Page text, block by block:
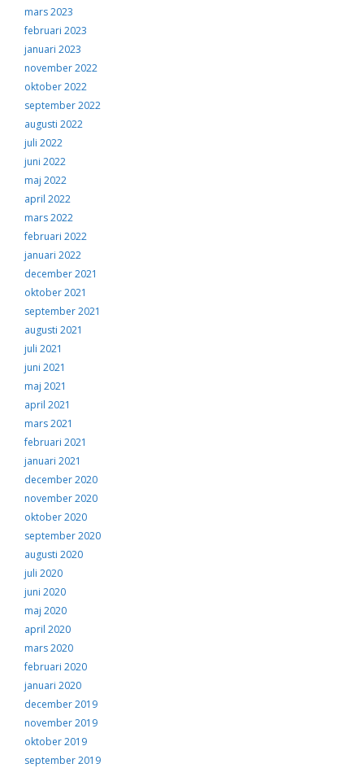
mars 2023
februari 2023
januari 2023
november 2022
oktober 2022
september 2022
augusti 2022
juli 2022
juni 2022
maj 2022
april 2022
mars 2022
februari 2022
januari 2022
december 2021
oktober 2021
september 2021
augusti 2021
juli 2021
juni 2021
maj 2021
april 2021
mars 2021
februari 2021
januari 2021
december 2020
november 2020
oktober 2020
september 2020
augusti 2020
juli 2020
juni 2020
maj 2020
april 2020
mars 2020
februari 2020
januari 2020
december 2019
november 2019
oktober 2019
september 2019